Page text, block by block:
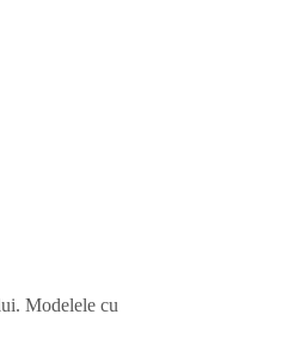
Modelele cu